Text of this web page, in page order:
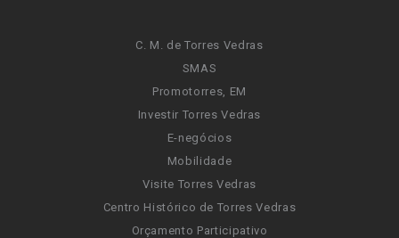
C. M. de Torres Vedras
SMAS
Promotorres, EM
Investir Torres Vedras
E-negócios
Mobilidade
Visite Torres Vedras
Centro Histórico de Torres Vedras
Orçamento Participativo